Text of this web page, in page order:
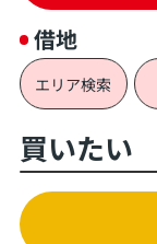
借地
エリア検索
買いたい